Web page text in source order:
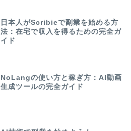
日本人がScribieで副業を始める方
法：在宅で収入を得るための完全ガ
イド
NoLangの使い方と稼ぎ方：AI動画
生成ツールの完全ガイド